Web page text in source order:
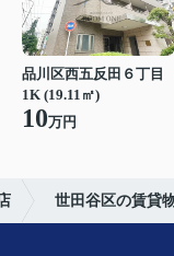
品川区西五反田６丁目
1K (19.11㎡)
10万円
世田谷区の賃貸